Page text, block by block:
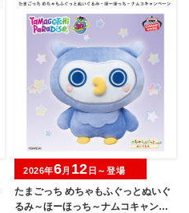
たまごっち めちゃもふぐっとぬいぐ
るみ～ほーほっち～ナムコキャンペ
2026年6月 12 日～登場